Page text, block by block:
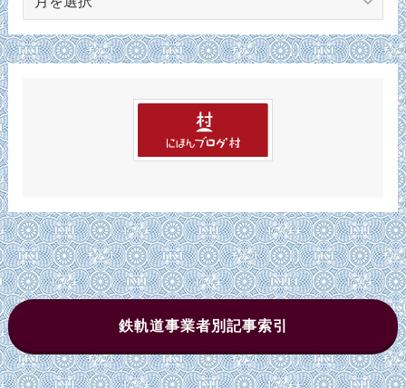
カ
イ
鉄軌道事業者別記事索引